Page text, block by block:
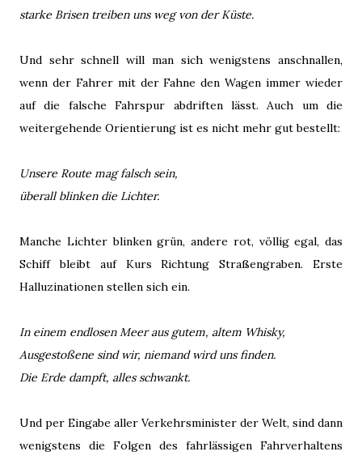
starke Brisen treiben uns weg von der Küste.
Und sehr schnell will man sich wenigstens anschnallen,
wenn der Fahrer mit der Fahne den Wagen immer wieder
auf die falsche Fahrspur abdriften lässt. Auch um die
weitergehende Orientierung ist es nicht mehr gut bestellt:
Unsere Route mag falsch sein,
überall blinken die Lichter.
Manche Lichter blinken grün, andere rot, völlig egal, das
Schiff bleibt auf Kurs Richtung Straßengraben. Erste
Halluzinationen stellen sich ein.
In einem endlosen Meer aus gutem, altem Whisky,
Ausgestoßene sind wir, niemand wird uns finden.
Die Erde dampft, alles schwankt.
Und per Eingabe aller Verkehrsminister der Welt, sind dann
wenigstens die Folgen des fahrlässigen Fahrverhaltens